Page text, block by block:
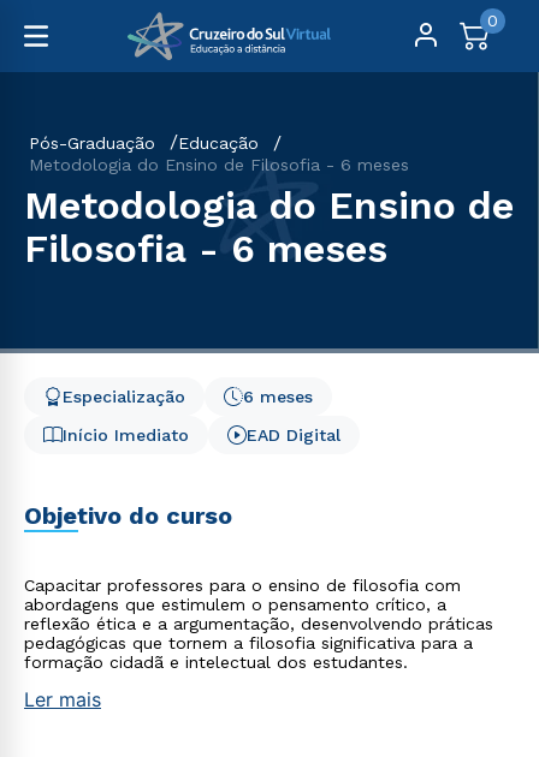
0
Pós-Graduação
Educação
Metodologia do Ensino de Filosofia - 6 meses
Metodologia do Ensino de
Filosofia - 6 meses
Início Imediato
6 meses
Especialização
EAD Digital
Objetivo do curso
Capacitar professores para o ensino de filosofia com
abordagens que estimulem o pensamento crítico, a
reflexão ética e a argumentação, desenvolvendo práticas
pedagógicas que tornem a filosofia significativa para a
formação cidadã e intelectual dos estudantes.
Ler mais